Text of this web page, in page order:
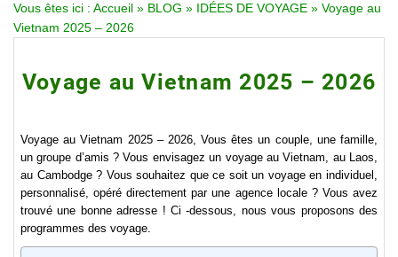
Vous êtes ici : Accueil » BLOG » IDÉES DE VOYAGE » Voyage au
Vietnam 2025 – 2026
Voyage au Vietnam 2025 – 2026
Voyage au Vietnam 2025 – 2026, Vous êtes un couple, une famille,
un groupe d’amis ? Vous envisagez un voyage au Vietnam, au Laos,
au Cambodge ? Vous souhaitez que ce soit un voyage en individuel,
personnalisé, opéré directement par une agence locale ? Vous avez
trouvé une bonne adresse ! Ci -dessous, nous vous proposons des
programmes des voyage.